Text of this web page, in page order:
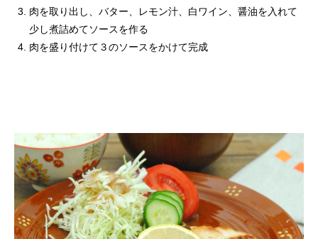
肉を取り出し、バター、レモン汁、白ワイン、醤油を入れて
少し煮詰めてソースを作る
肉を盛り付けて３のソースをかけて完成